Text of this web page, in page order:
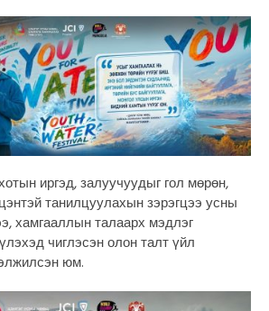
иргэд, залуучуудыг гол мөрөн,
танилцуулахын зэрэгцээ усны
хамгааллын талаарх мэдлэг
чиглэсэн олон талт үйл
юм.